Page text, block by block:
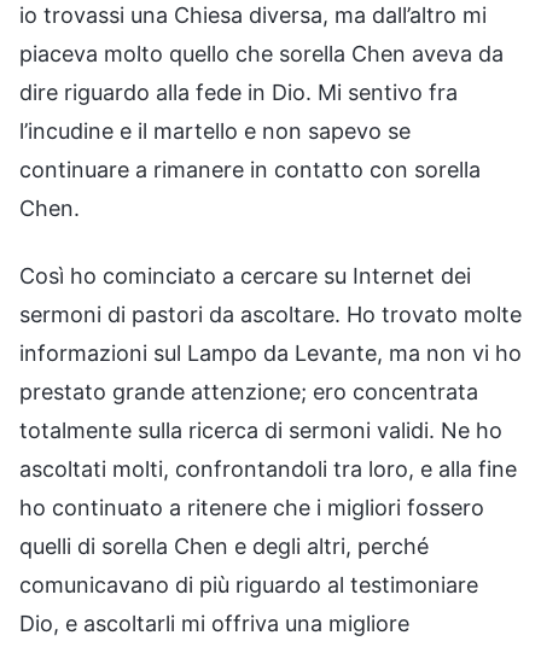
io trovassi una Chiesa diversa, ma dall’altro mi
piaceva molto quello che sorella Chen aveva da
dire riguardo alla fede in Dio. Mi sentivo fra
l’incudine e il martello e non sapevo se
continuare a rimanere in contatto con sorella
Chen.
Così ho cominciato a cercare su Internet dei
sermoni di pastori da ascoltare. Ho trovato molte
informazioni sul Lampo da Levante, ma non vi ho
prestato grande attenzione; ero concentrata
totalmente sulla ricerca di sermoni validi. Ne ho
ascoltati molti, confrontandoli tra loro, e alla fine
ho continuato a ritenere che i migliori fossero
quelli di sorella Chen e degli altri, perché
comunicavano di più riguardo al testimoniare
Dio, e ascoltarli mi offriva una migliore